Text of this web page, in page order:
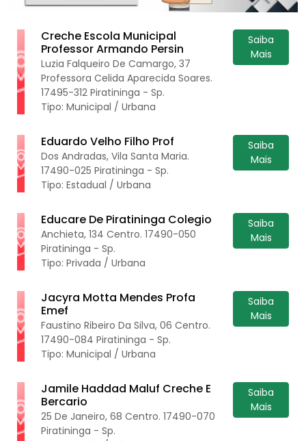
Creche Escola Municipal
Professor Armando Persin
Luzia Falqueiro De Camargo, 37
Professora Celida Aparecida Soares.
17495-312 Piratininga - Sp.
Tipo: Municipal / Urbana
Saiba
Mais
Eduardo Velho Filho Prof
Dos Andradas, Vila Santa Maria.
17490-025 Piratininga - Sp.
Tipo: Estadual / Urbana
Saiba
Mais
Educare De Piratininga Colegio
Anchieta, 134 Centro. 17490-050
Piratininga - Sp.
Tipo: Privada / Urbana
Saiba
Mais
Jacyra Motta Mendes Profa
Emef
Faustino Ribeiro Da Silva, 06 Centro.
17490-084 Piratininga - Sp.
Tipo: Municipal / Urbana
Saiba
Mais
Jamile Haddad Maluf Creche E
Bercario
25 De Janeiro, 68 Centro. 17490-070
Piratininga - Sp.
Saiba
Mais